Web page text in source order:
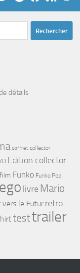
détails
coffret collector
Edition collector
film Funko Funko Pop
livre Mario
vers le Futur retro
testtrailer